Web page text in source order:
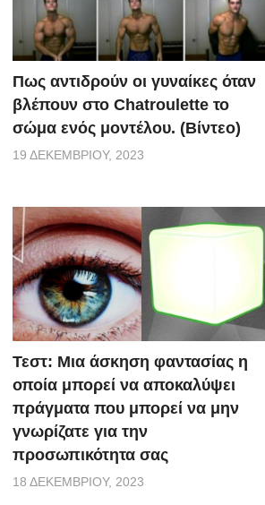
Πως αντιδρούν οι γυναίκες όταν
βλέπουν στο Chatroulette το
σώμα ενός μοντέλου. (Βίντεο)
19 ΔΕΚΕΜΒΡΊΟΥ, 2023
Τεστ: Μια άσκηση φαντασίας η
οποία μπορεί να αποκαλύψει
πράγματα που μπορεί να μην
γνωρίζατε για την
προσωπικότητα σας
18 ΔΕΚΕΜΒΡΊΟΥ, 2023